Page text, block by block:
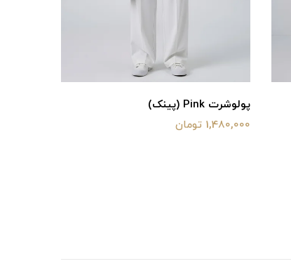
پولوشرت Pink (پینک)
1,480,000 تومان